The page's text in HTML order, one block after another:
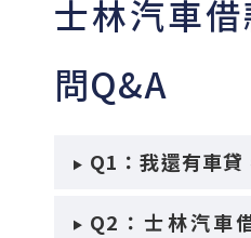
士林汽車
問Q&A
Q1：我還有車貸
Q2：士林汽車